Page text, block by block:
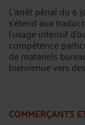
L’arrêt pénal du
s’étend aux
l’usage intensif
compétence
de matériels
bienvenue vers
COMMERÇANTS